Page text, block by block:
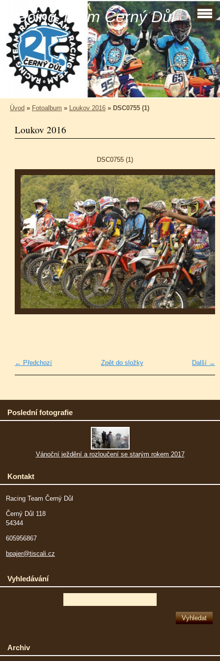
Racing Team Černý Důl
Úvod » Fotoalbum » Loukov 2016 » DSC0755 (1)
Loukov 2016
DSC0755 (1)
← Předchozí Další →
Zpět do složky
Poslední fotografie
Vánoční ježdění a rozloučení se starým rokem 2017
Kontakt
Racing Team Černý Důl
Černý Důl 118
54344
605956867
bpajer@tiscali.cz
Vyhledávání
Archiv